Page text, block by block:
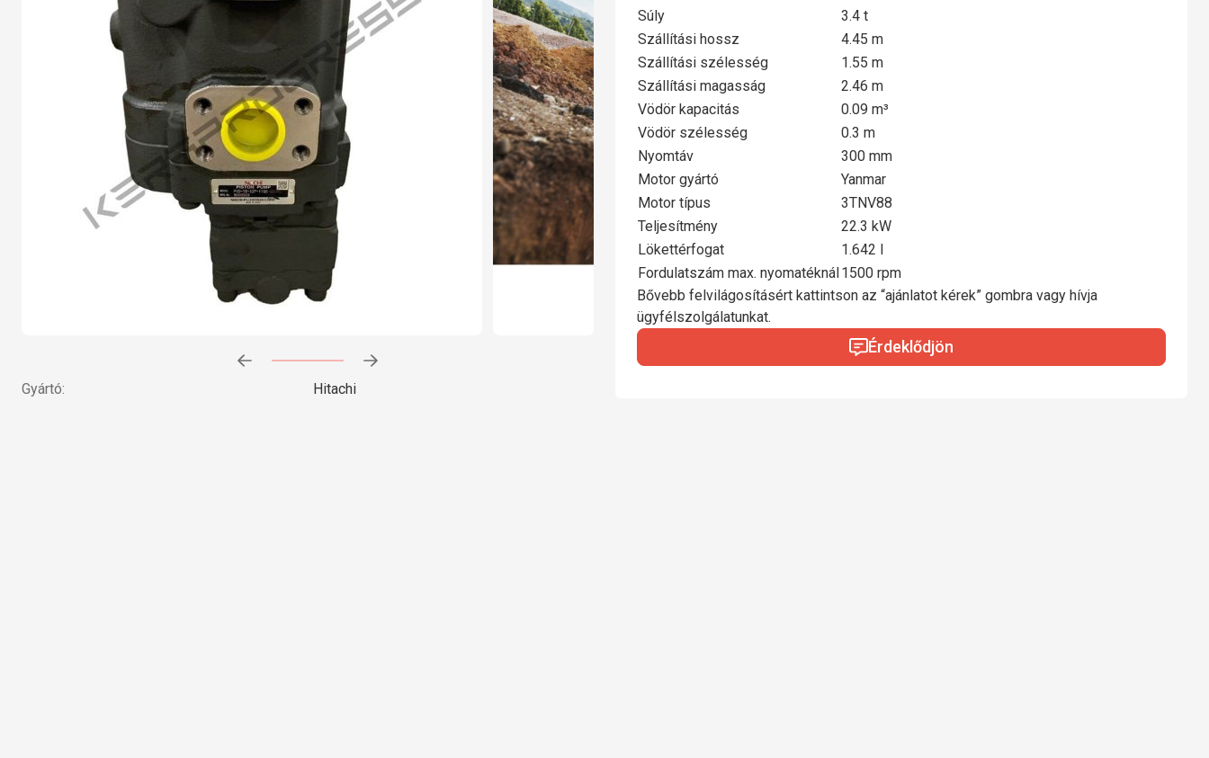
Gyártó: Hitachi
Súly
3.4 t
Szállítási hossz
4.45 m
Szállítási szélesség
1.55 m
Szállítási magasság
2.46 m
Vödör kapacitás
0.09 m³
Vödör szélesség
0.3 m
Nyomtáv
300 mm
Motor gyártó
Yanmar
Motor típus
3TNV88
Teljesítmény
22.3 kW
Lökettérfogat
1.642 l
Fordulatszám max. nyomatéknál1500 rpm
Bővebb felvilágosításért kattintson az “ajánlatot kérek” gombra vagy hívja
ügyfélszolgálatunkat.
Érdeklődjön